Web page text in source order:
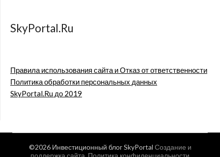
SkyPortal.Ru
Правила использования сайта и Отказ от ответственности
Политика обработки персональных данных
SkyPortal.Ru до 2019
©2026 Инвестиционный блог SkyPortal Создание и
поддержка сайта Политика конфиденциальности